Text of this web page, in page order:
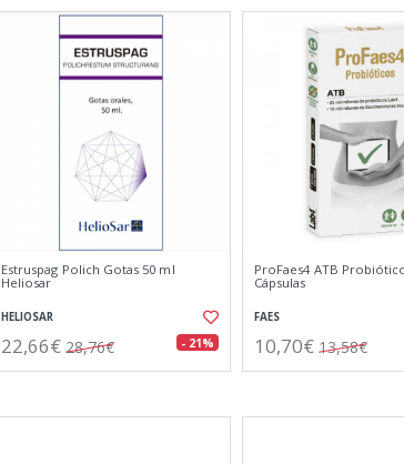
Estruspag Polich Gotas 50 ml
Heliosar
HELIOSAR
22,66€ 28,76€ - 21%
ProFaes4 ATB
Cápsulas
FAES
10,70€ 13,58€